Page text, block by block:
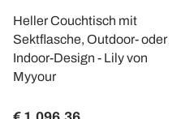
Heller Couchtisch mit
Sektflasche, Outdoor- oder
Indoor-Design - Lily von
Myyour